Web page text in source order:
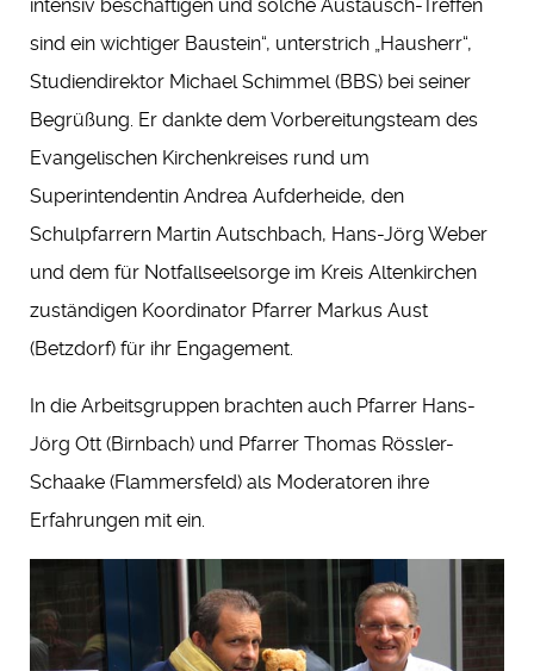
intensiv beschäftigen und solche Austausch-Treffen
sind ein wichtiger Baustein“, unterstrich „Hausherr“,
Studiendirektor Michael Schimmel (BBS) bei seiner
Begrüßung. Er dankte dem Vorbereitungsteam des
Evangelischen Kirchenkreises rund um
Superintendentin Andrea Aufderheide, den
Schulpfarrern Martin Autschbach, Hans-Jörg Weber
und dem für Notfallseelsorge im Kreis Altenkirchen
zuständigen Koordinator Pfarrer Markus Aust
(Betzdorf) für ihr Engagement.
In die Arbeitsgruppen brachten auch Pfarrer Hans-
Jörg Ott (Birnbach) und Pfarrer Thomas Rössler-
Schaake (Flammersfeld) als Moderatoren ihre
Erfahrungen mit ein.